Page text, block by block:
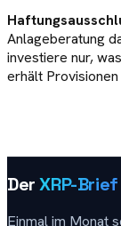
Anlageberatung
investiere nur,
erhält
DerXRP-Brief
Einmal im Monat